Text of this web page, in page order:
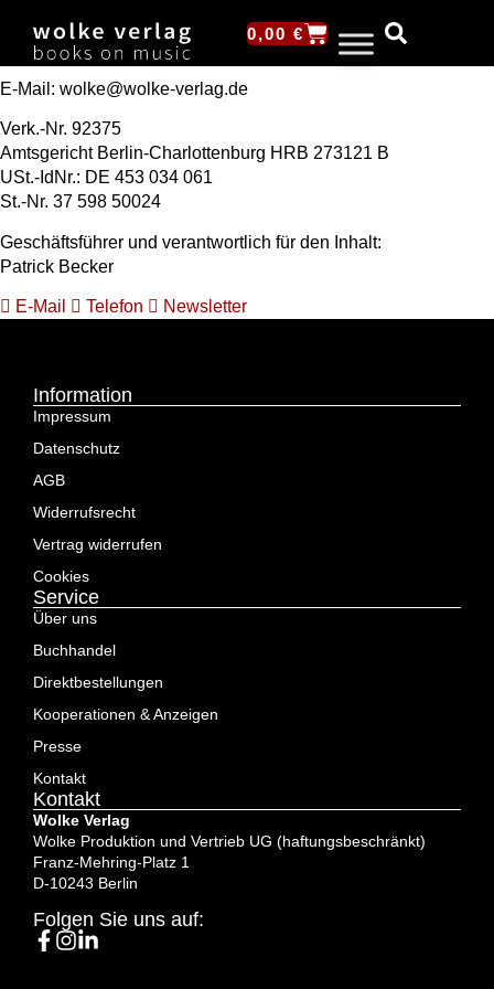
0,00 €
Tel.: +49 (0) 30 2978 4130
E-Mail: wolke@wolke-verlag.de
Verk.-Nr. 92375
Amtsgericht Berlin-Charlottenburg HRB 273121 B
USt.-IdNr.: DE 453 034 061
St.-Nr. 37 598 50024
Geschäftsführer und verantwortlich für den Inhalt:
Patrick Becker
E-Mail Telefon Newsletter
Information
Impressum
Datenschutz
AGB
Widerrufsrecht
Vertrag widerrufen
Cookies
Service
Über uns
Buchhandel
Direktbestellungen
Kooperationen & Anzeigen
Presse
Kontakt
Kontakt
Wolke Verlag
Wolke Produktion und Vertrieb UG (haftungsbeschränkt)
Franz-Mehring-Platz 1
D-10243 Berlin
Folgen Sie uns auf: